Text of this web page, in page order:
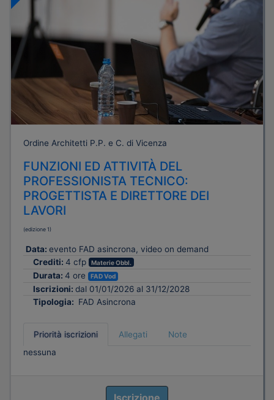
Ordine Architetti P.P. e C. di Vicenza
FUNZIONI ED ATTIVITÀ DEL
PROFESSIONISTA TECNICO:
PROGETTISTA E DIRETTORE DEI
LAVORI
(edizione 1)
Data: evento FAD asincrona, video on demand
Crediti: 4 cfp Materie Obbl.
Durata: 4 ore FAD Vod
Iscrizioni: dal 01/01/2026 al 31/12/2028
Tipologia: FAD Asincrona
Priorità iscrizioni Allegati
Note
nessuna